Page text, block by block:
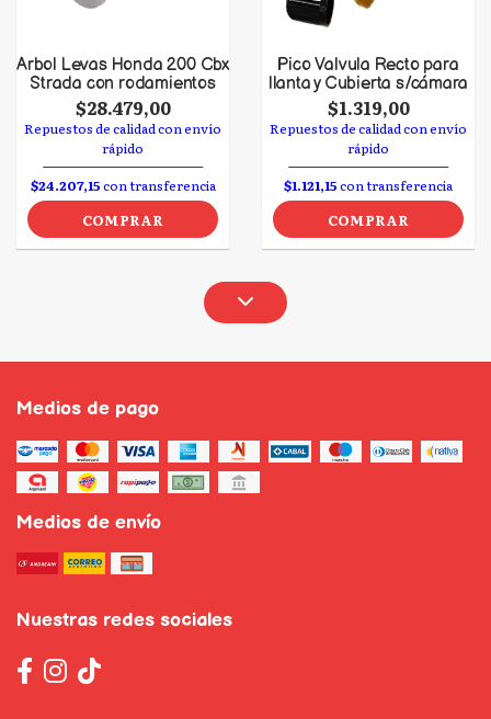
Arbol Levas Honda 200 Cbx
Strada con rodamientos
$28.479,00
Repuestos de calidad con envío
rápido
$24.207,15con transferencia
COMPRAR
Pico Valvula Recto para
llanta y Cubierta s/cámara
$1.319,00
Repuestos de calidad con envío
rápido
$1.121,15con transferencia
COMPRAR
Medios de pago
Medios de envío
Nuestras redes sociales